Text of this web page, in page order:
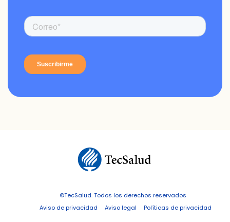
©TecSalud. Todos los derechos reservados
Aviso de privacidad
Aviso legal Políticas de privacidad